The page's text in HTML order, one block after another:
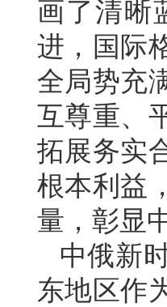
画了清晰
进，国际
全局势充
互尊重、
拓展务实
根本利益
量，彰显
中俄新
东地区作